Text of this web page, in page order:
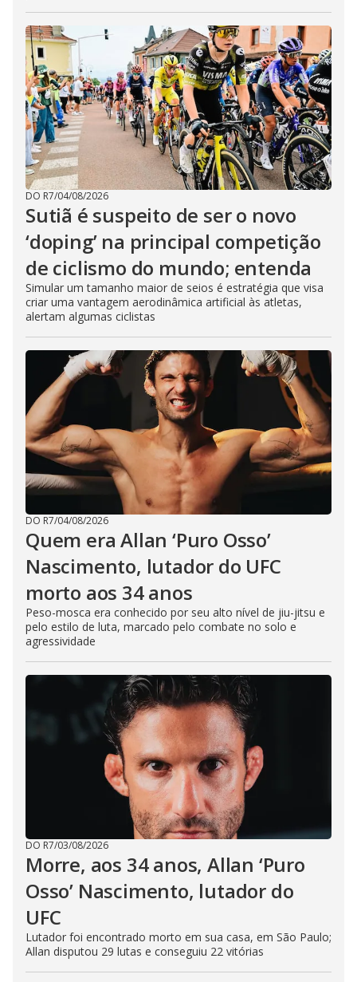
DO R7/04/08/2026
Sutiã é suspeito de ser o novo
‘doping’ na principal competição
de ciclismo do mundo; entenda
Simular um tamanho maior de seios é estratégia que visa
criar uma vantagem aerodinâmica artificial às atletas,
alertam algumas ciclistas
DO R7/04/08/2026
Quem era Allan ‘Puro Osso’
Nascimento, lutador do UFC
morto aos 34 anos
Peso-mosca era conhecido por seu alto nível de jiu-jitsu e
pelo estilo de luta, marcado pelo combate no solo e
agressividade
DO R7/03/08/2026
Morre, aos 34 anos, Allan ‘Puro
Osso’ Nascimento, lutador do
UFC
Lutador foi encontrado morto em sua casa, em São Paulo;
Allan disputou 29 lutas e conseguiu 22 vitórias